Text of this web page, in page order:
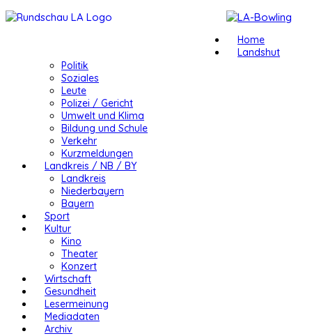
Home
Landshut
Politik
Soziales
Leute
Polizei / Gericht
Umwelt und Klima
Bildung und Schule
Verkehr
Kurzmeldungen
Landkreis / NB / BY
Landkreis
Niederbayern
Bayern
Sport
Kultur
Kino
Theater
Konzert
Wirtschaft
Gesundheit
Lesermeinung
Mediadaten
Archiv